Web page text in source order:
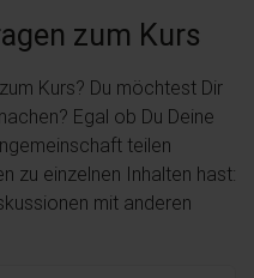
zum Kurs
Kurs? Du möchtest Dir
Egal ob Du Deine
teilen
zu einzelnen Inhalten hast:
mit anderen